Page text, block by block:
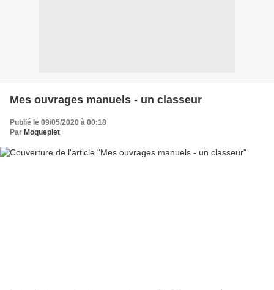
Mes ouvrages manuels - un classeur
Publié le 09/05/2020 à 00:18
Par Moqueplet